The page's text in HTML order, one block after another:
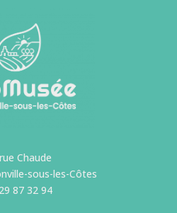
Chaude
sous-les-Côtes
87 32 94